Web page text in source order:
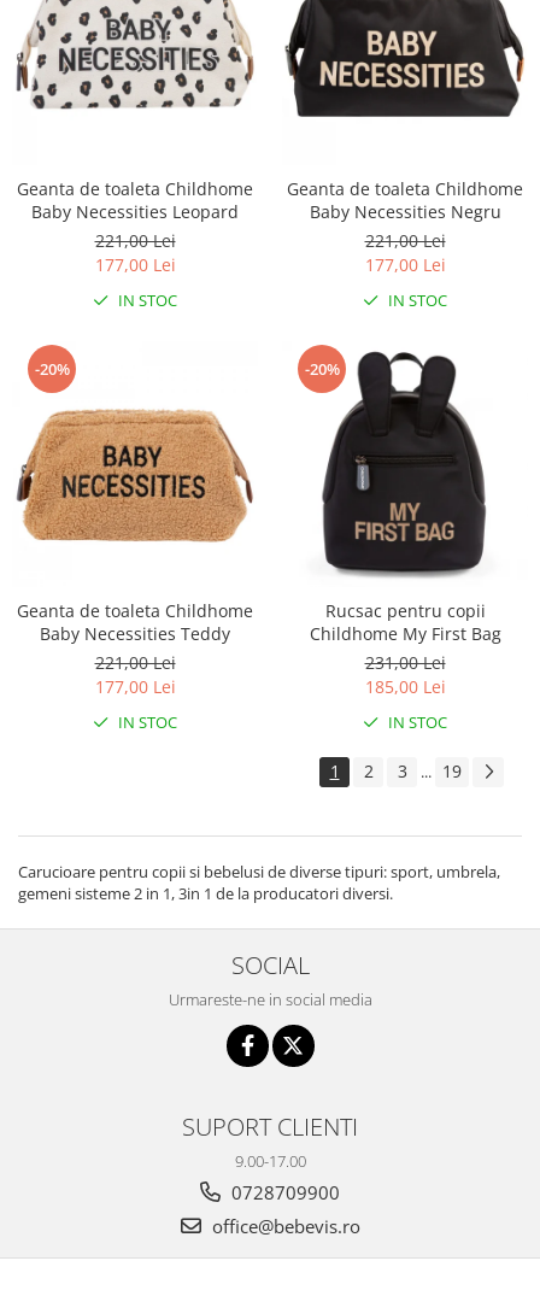
Geanta de toaleta Childhome
Baby Necessities Leopard
221,00 Lei
177,00 Lei
IN STOC
Geanta de toaleta Childhome
Baby Necessities Negru
221,00 Lei
177,00 Lei
IN STOC
-20%
Geanta de toaleta Childhome
Baby Necessities Teddy
221,00 Lei
177,00 Lei
IN STOC
-20%
Rucsac pentru copii
Childhome My First Bag
231,00 Lei
185,00 Lei
IN STOC
1 2 3 ... 19
Carucioare pentru copii si bebelusi de diverse tipuri: sport, umbrela,
gemeni sisteme 2 in 1, 3in 1 de la producatori diversi.
SOCIAL
Urmareste-ne in social media
SUPORT CLIENTI
9.00-17.00
0728709900
office@bebevis.ro